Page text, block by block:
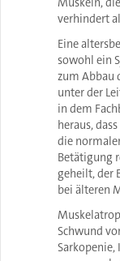
verhindert
Eine
sowohl ein
zum Abbau
unter der
in dem
heraus,
die
Betätigung
geheilt, der
bei älteren
Schwund